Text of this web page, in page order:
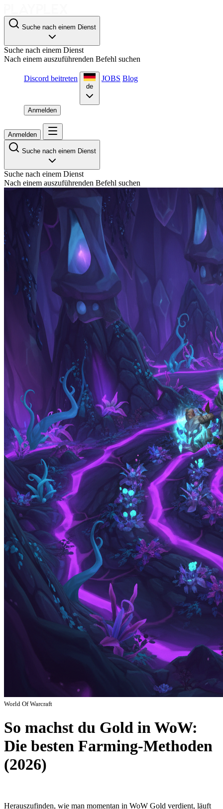
Suche nach einem Dienst
Suche nach einem Dienst
Nach einem auszuführenden Befehl suchen
Discord beitreten
de
JOBS Blog
Anmelden
Anmelden
Suche nach einem Dienst
Suche nach einem Dienst
Nach einem auszuführenden Befehl suchen
World Of Warcraft
So machst du Gold in WoW:
Die besten Farming-Methoden
(2026)
Herauszufinden, wie man momentan in WoW Gold verdient, läuft